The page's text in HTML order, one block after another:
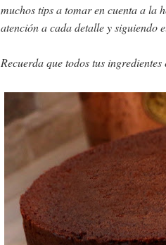
muchos tips a tomar en cuenta a la
atención a cada detalle y siguiendo
Recuerda que todos tus